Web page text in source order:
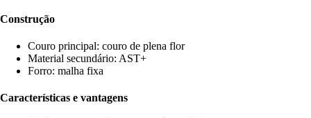
Construção
Couro principal: couro de plena flor
Material secundário: AST+
Forro: malha fixa
Características e vantagens